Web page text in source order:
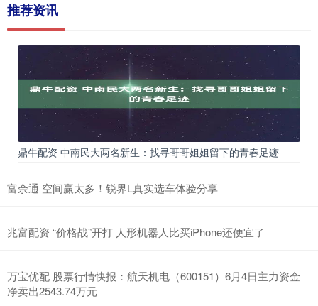
推荐资讯
鼎牛配资 中南民大两名新生：找寻哥哥姐姐留下的青春足迹
富余通 空间赢太多！锐界L真实选车体验分享
兆富配资 “价格战”开打 人形机器人比买iPhone还便宜了
万宝优配 股票行情快报：航天机电（600151）6月4日主力资金
净卖出2543.74万元